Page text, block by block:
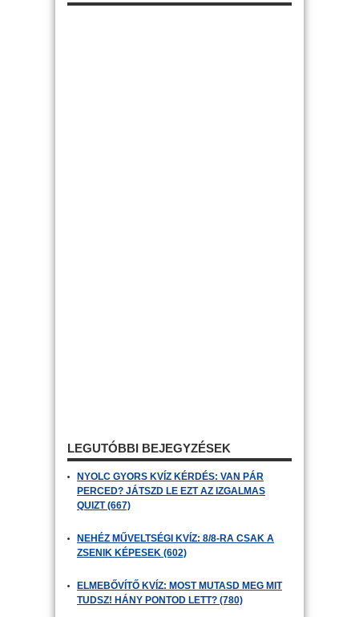
LEGUTÓBBI BEJEGYZÉSEK
NYOLC GYORS KVÍZ KÉRDÉS: VAN PÁR
PERCED? JÁTSZD LE EZT AZ IZGALMAS
QUIZT (667)
NEHÉZ MŰVELTSÉGI KVÍZ: 8/8-RA CSAK A
ZSENIK KÉPESEK (602)
ELMEBŐVÍTŐ KVÍZ: MOST MUTASD MEG MIT
TUDSZ! HÁNY PONTOD LETT? (780)